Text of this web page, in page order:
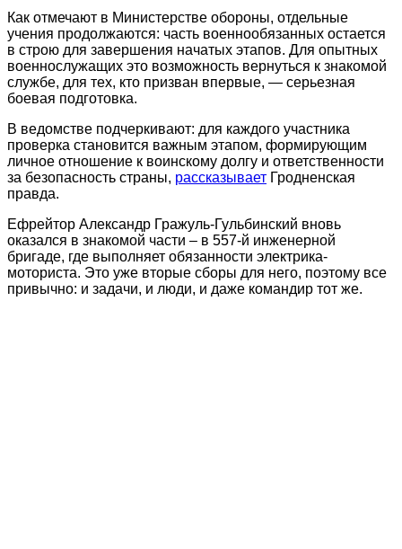
Как отмечают в Министерстве обороны, отдельные
учения продолжаются: часть военнообязанных остается
в строю для завершения начатых этапов. Для опытных
военнослужащих это возможность вернуться к знакомой
службе, для тех, кто призван впервые, — серьезная
боевая подготовка.
В ведомстве подчеркивают: для каждого участника
проверка становится важным этапом, формирующим
личное отношение к воинскому долгу и ответственности
за безопасность страны, рассказывает Гродненская
правда.
Ефрейтор Александр Гражуль-Гульбинский вновь
оказался в знакомой части – в 557-й инженерной
бригаде, где выполняет обязанности электрика-
моториста. Это уже вторые сборы для него, поэтому все
привычно: и задачи, и люди, и даже командир тот же.